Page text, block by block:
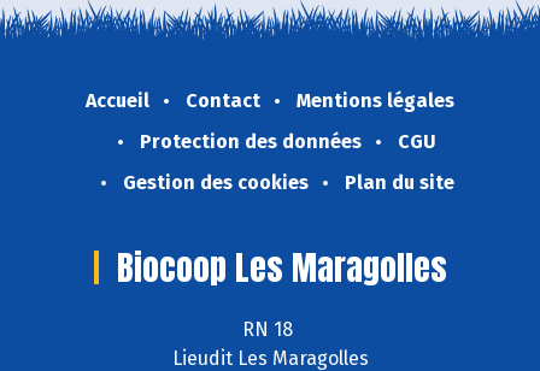
Accueil Contact
Mentions légales
Protection des données
CGU
Gestion des cookies
Plan du site
Biocoop Les Maragolles
RN 18
Lieudit Les Maragolles